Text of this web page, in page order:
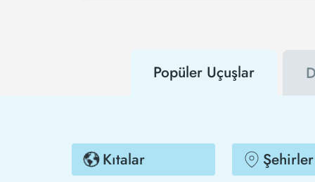
Popüler Uçuşlar
Kıtalar Şehirler